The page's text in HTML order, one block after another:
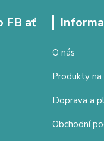
FB ať
O nás
Produkty na
Doprava a
Obchodní